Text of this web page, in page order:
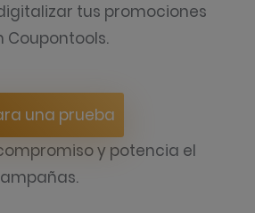
tus promociones
una prueba
y potencia el